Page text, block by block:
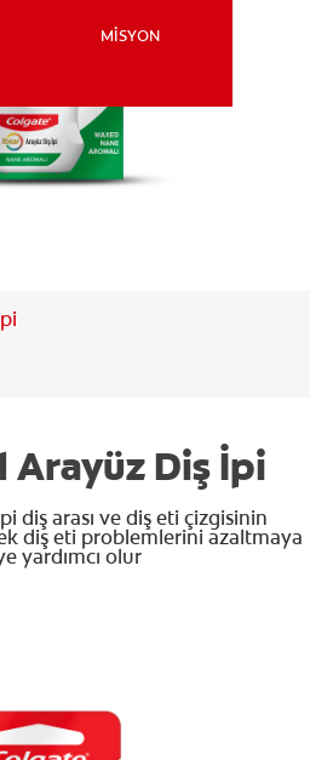
MİSYON
MİSYON
Arayüz Diş İpi
diş arası ve diş eti çizgisinin
diş eti problemlerini azaltmaya
yardımcı olur